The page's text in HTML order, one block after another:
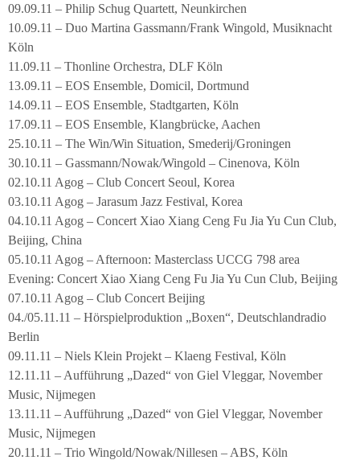
09.09.11 – Philip Schug Quartett, Neunkirchen
10.09.11 – Duo Martina Gassmann/Frank Wingold, Musiknacht
Köln
11.09.11 – Thonline Orchestra, DLF Köln
13.09.11 – EOS Ensemble, Domicil, Dortmund
14.09.11 – EOS Ensemble, Stadtgarten, Köln
17.09.11 – EOS Ensemble, Klangbrücke, Aachen
25.10.11 – The Win/Win Situation, Smederij/Groningen
30.10.11 – Gassmann/Nowak/Wingold – Cinenova, Köln
02.10.11 Agog – Club Concert Seoul, Korea
03.10.11 Agog – Jarasum Jazz Festival, Korea
04.10.11 Agog – Concert Xiao Xiang Ceng Fu Jia Yu Cun Club,
Beijing, China
05.10.11 Agog – Afternoon: Masterclass UCCG 798 area
Evening: Concert Xiao Xiang Ceng Fu Jia Yu Cun Club, Beijing
07.10.11 Agog – Club Concert Beijing
04./05.11.11 – Hörspielproduktion „Boxen“, Deutschlandradio
Berlin
09.11.11 – Niels Klein Projekt – Klaeng Festival, Köln
12.11.11 – Aufführung „Dazed“ von Giel Vleggar, November
Music, Nijmegen
13.11.11 – Aufführung „Dazed“ von Giel Vleggar, November
Music, Nijmegen
20.11.11 – Trio Wingold/Nowak/Nillesen – ABS, Köln